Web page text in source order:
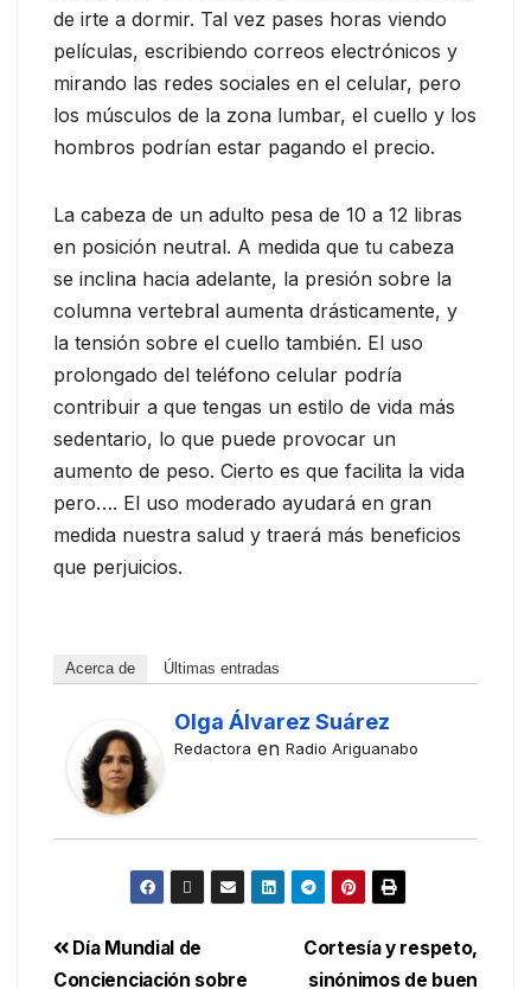
de irte a dormir. Tal vez pases horas viendo
películas, escribiendo correos electrónicos y
mirando las redes sociales en el celular, pero
los músculos de la zona lumbar, el cuello y los
hombros podrían estar pagando el precio.
La cabeza de un adulto pesa de 10 a 12 libras
en posición neutral. A medida que tu cabeza
se inclina hacia adelante, la presión sobre la
columna vertebral aumenta drásticamente, y
la tensión sobre el cuello también. El uso
prolongado del teléfono celular podría
contribuir a que tengas un estilo de vida más
sedentario, lo que puede provocar un
aumento de peso. Cierto es que facilita la vida
pero…. El uso moderado ayudará en gran
medida nuestra salud y traerá más beneficios
que perjuicios.
Acerca de Últimas entradas
Olga Álvarez Suárez
Redactora en Radio Ariguanabo
Cortesía y respeto,
sinónimos de buen
Día Mundial de
Concienciación sobre